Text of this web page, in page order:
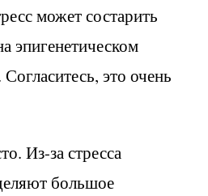
может состарить
эпигенетическом
это очень
Из-за стресса
большое